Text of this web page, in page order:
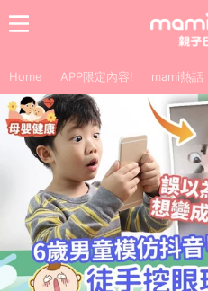
Home APP限定內容! mami熱話